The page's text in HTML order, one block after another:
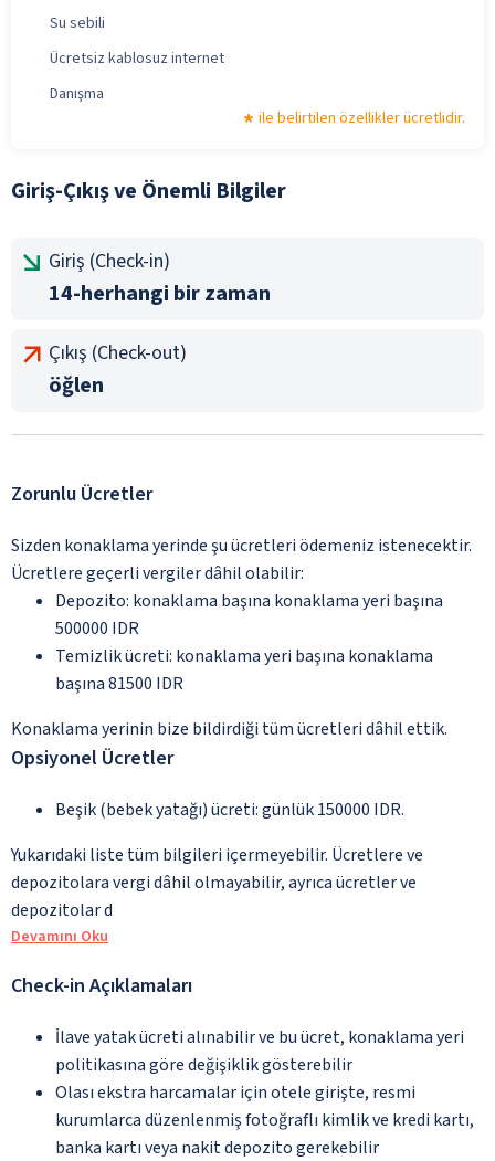
Su sebili
Ücretsiz kablosuz internet
Danışma
ile belirtilen özellikler ücretlidir.
Giriş-Çıkış ve Önemli Bilgiler
Giriş (Check-in)
14-herhangi bir zaman
Çıkış (Check-out)
öğlen
Zorunlu Ücretler
Sizden konaklama yerinde şu ücretleri ödemeniz istenecektir.
Ücretlere geçerli vergiler dâhil olabilir:
Depozito: konaklama başına konaklama yeri başına
500000 IDR
Temizlik ücreti: konaklama yeri başına konaklama
başına 81500 IDR
Konaklama yerinin bize bildirdiği tüm ücretleri dâhil ettik.
Opsiyonel Ücretler
Beşik (bebek yatağı) ücreti: günlük 150000 IDR.
Yukarıdaki liste tüm bilgileri içermeyebilir. Ücretlere ve
depozitolara vergi dâhil olmayabilir, ayrıca ücretler ve
depozitolar d
Devamını Oku
Check-in Açıklamaları
İlave yatak ücreti alınabilir ve bu ücret, konaklama yeri
politikasına göre değişiklik gösterebilir
Olası ekstra harcamalar için otele girişte, resmi
kurumlarca düzenlenmiş fotoğraflı kimlik ve kredi kartı,
banka kartı veya nakit depozito gerekebilir